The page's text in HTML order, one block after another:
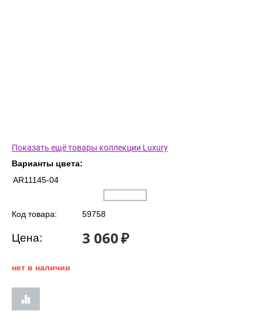
Показать ещё товары коллекции Luxury
Варианты цвета:
AR11145-04
Код товара: 59758
Цена: 3 060₽
нет в наличии